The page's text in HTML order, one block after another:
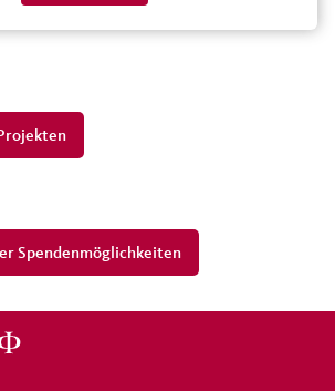
Spendenmöglichkeiten